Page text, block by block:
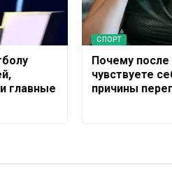
главные
СПОРТ
Почему
чувствуете
причины